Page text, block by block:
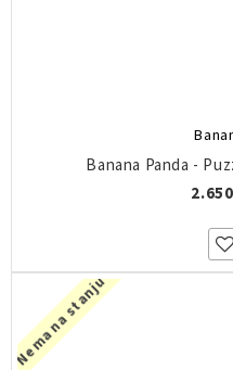
Banana Panda -
Nema na stanju